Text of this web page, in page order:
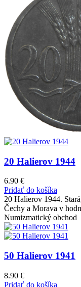
20 Halierov 1944
6.90 €
Pridať do košíka
20 Halierov 1944.
Čechy a Morava v
Numizmatický obchod
50 Halierov 1941
8.90 €
Pridať do košíka